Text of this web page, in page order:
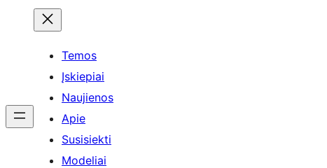
Temos
Įskiepiai
Naujienos
Apie
Susisiekti
Modeliai